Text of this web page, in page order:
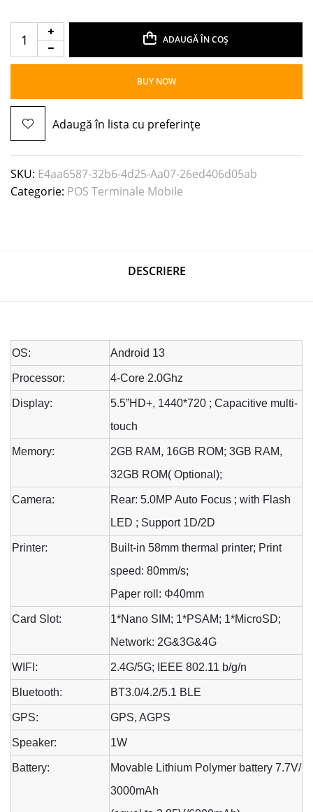
ADAUGĂ ÎN COȘ
BUY NOW
Adaugă în lista cu preferințe
SKU: E4aa6587-32b6-4d25-Aa07-26ed406d05ab
Categorie: POS Terminale Mobile
DESCRIERE
OS: Android 13
Processor: 4-Core 2.0Ghz
Display:
5.5”HD+, 1440*720 ; Capacitive multi-
touch
Memory:
2GB RAM, 16GB ROM; 3GB RAM,
32GB ROM( Optional);
Camera:
Rear: 5.0MP Auto Focus ; with Flash
LED ; Support 1D/2D
Printer:
Built-in 58mm thermal printer; Print
speed: 80mm/s;
Paper roll: Φ40mm
Card Slot:
1*Nano SIM; 1*PSAM; 1*MicroSD;
Network: 2G&3G&4G
WIFI: 2.4G/5G; IEEE 802.11 b/g/n
Bluetooth: BT3.0/4.2/5.1 BLE
GPS: GPS, AGPS
Speaker: 1W
Battery:
Movable Lithium Polymer battery 7.7V/
3000mAh